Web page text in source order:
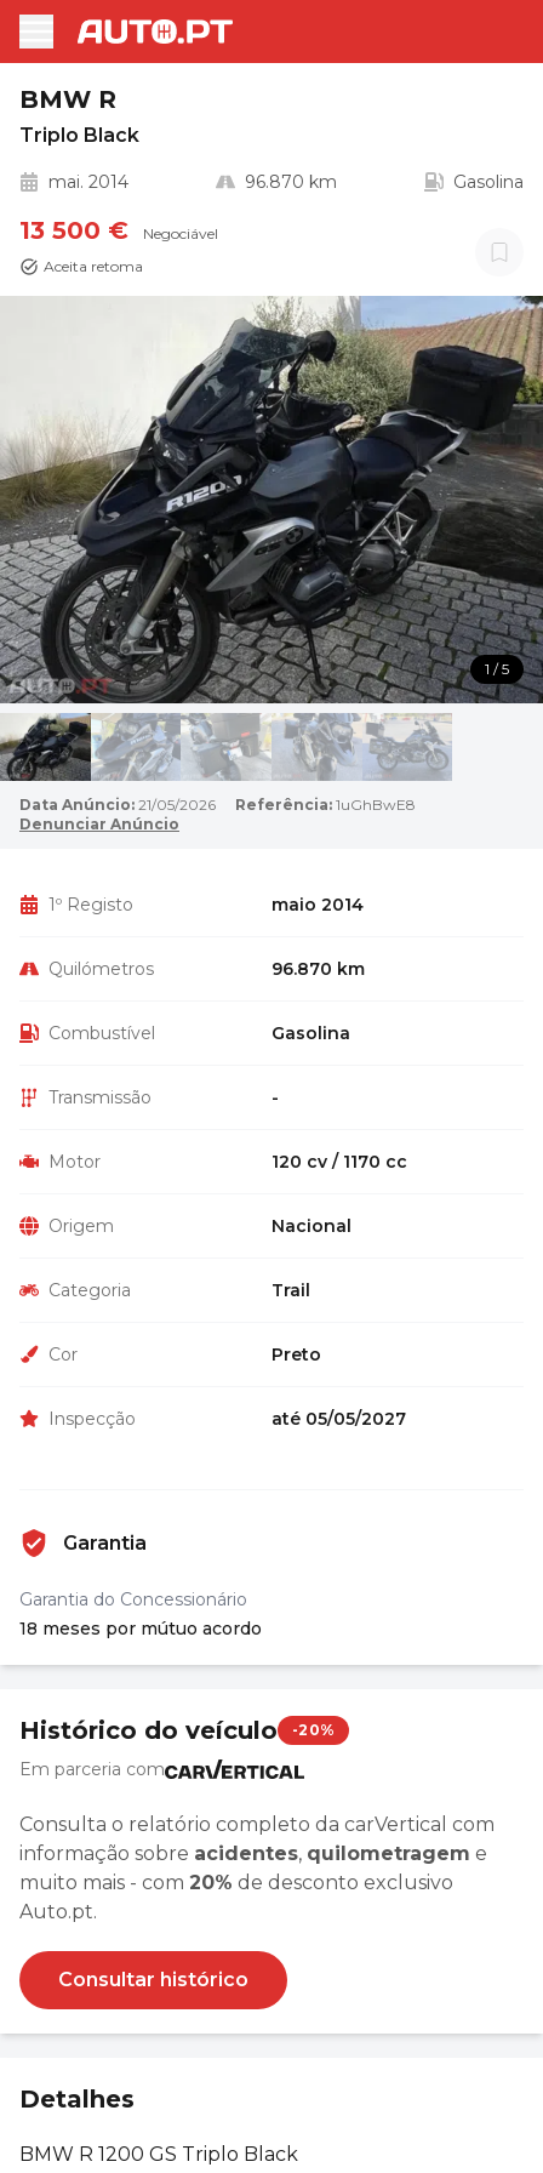
BMW R
Triplo Black
mai. 2014 96.870 km Gasolina
13 500 €
Negociável
Aceita retoma
1 / 5
Data Anúncio: 21/05/2026 Referência: 1uGhBwE8
Denunciar Anúncio
1º Registo maio 2014
Quilómetros 96.870 km
Combustível Gasolina
Transmissão -
Motor 120 cv / 1170 cc
Origem Nacional
Categoria Trail
Cor Preto
Inspecção até 05/05/2027
Garantia
Garantia do Concessionário
18 meses por mútuo acordo
Histórico do veículo -20%
Em parceria com
Consulta o relatório completo da carVertical com
informação sobre acidentes, quilometragem e
muito mais - com 20% de desconto exclusivo
Auto.pt.
Consultar histórico
Detalhes
BMW R 1200 GS Triplo Black